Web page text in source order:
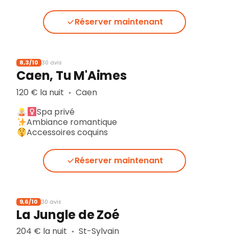
Réserver maintenant
8,3/10 30 avis
Caen, Tu M'Aimes
120 € la nuit ▪︎ Caen
Spa privé
Ambiance romantique
Accessoires coquins
Réserver maintenant
9,6/10 30 avis
La Jungle de Zoé
204 € la nuit ▪︎ St-Sylvain